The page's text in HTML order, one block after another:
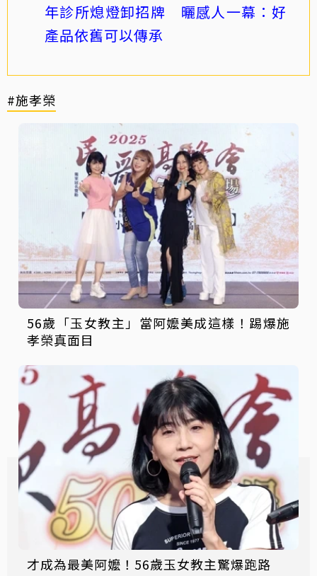
年診所熄燈卸招牌 曬感人一幕：好
產品依舊可以傳承
#施孝榮
56歲「玉女教主」當阿嬤美成這樣！踢爆施
孝榮真面目
才成為最美阿嬤！56歲玉女教主驚爆跑路